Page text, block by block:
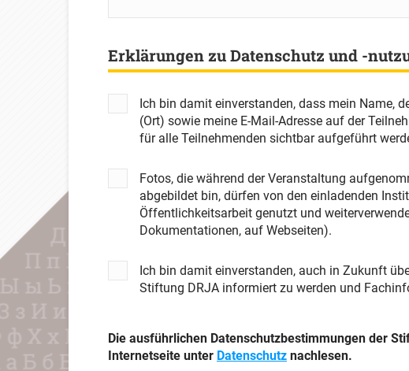
Erklärungen zu Datenschutz und -
Ich bin damit einverstanden, dass mein Name,
(Ort) sowie meine E-Mail-Adresse auf der
für alle Teilnehmenden sichtbar aufgeführt
Fotos, die während der Veranstaltung
abgebildet bin, dürfen von den einladenden
Öffentlichkeitsarbeit genutzt und
Dokumentationen, auf Webseiten).
Ich bin damit einverstanden, auch in Zukunft
Stiftung DRJA informiert zu werden und
Die ausführlichen Datenschutzbestimmungen der
Internetseite unter Datenschutz nachlesen.